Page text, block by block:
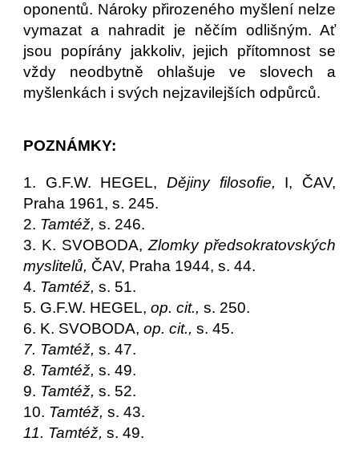
oponentů. Nároky přirozeného myšlení nelze
vymazat a nahradit je něčím odlišným. Ať
jsou popírány jakkoliv, jejich přítomnost se
vždy neodbytně ohlašuje ve slovech a
myšlenkách i svých nejzavilejších odpůrců.
POZNÁMKY:
1. G.F.W. HEGEL, Dějiny filosofie, I, ČAV,
Praha 1961, s. 245.
2. Tamtéž,s. 246.
3. K. SVOBODA, Zlomky předsokratovských
myslitelů, ČAV, Praha 1944, s. 44.
4. Tamtéž,s. 51.
5. G.F.W. HEGEL,op. cit.,s. 250.
6. K. SVOBODA,op. cit.,s. 45.
7. Tamtéž,s. 47.
8. Tamtéž,s. 49.
9. Tamtéž,s. 52.
10. Tamtéž,s. 43.
11. Tamtéž,s. 49.